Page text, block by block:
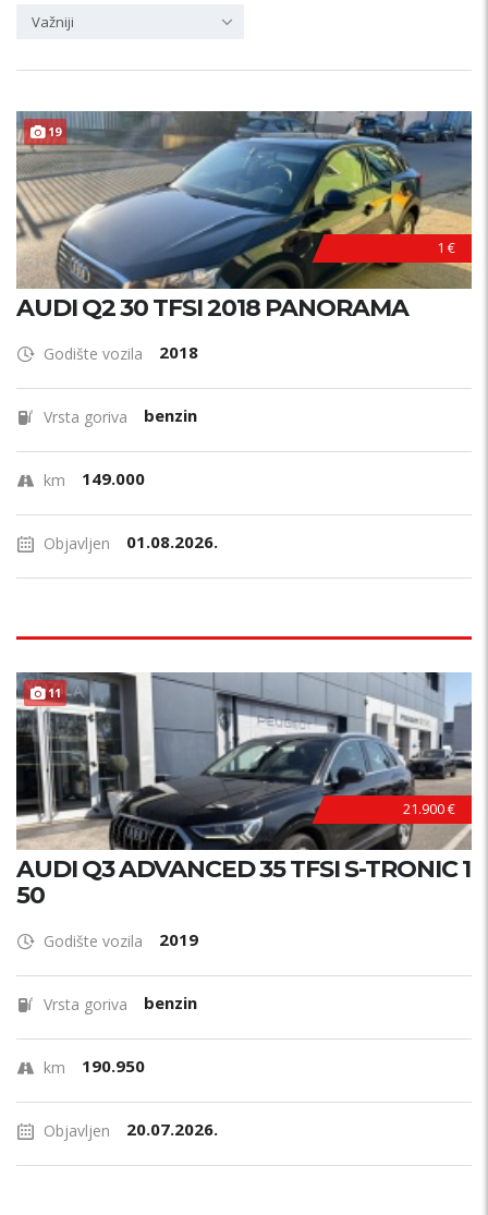
Važniji
19
1 €
AUDI Q2 30 TFSI 2018 PANORAMA
Godište vozila 2018
Vrsta goriva benzin
km 149.000
Objavljen 01.08.2026.
11
21.900 €
AUDI Q3 ADVANCED 35 TFSI S-TRONIC 1
50
Godište vozila 2019
Vrsta goriva benzin
km 190.950
Objavljen 20.07.2026.